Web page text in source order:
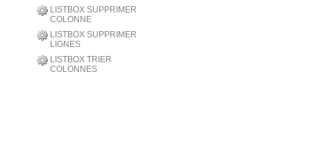
LISTBOX SUPPRIMER
COLONNE
LISTBOX SUPPRIMER
LIGNES
LISTBOX TRIER
COLONNES